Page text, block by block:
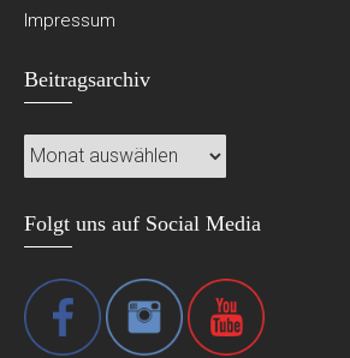
Impressum
Beitragsarchiv
Beitragsarchiv
Folgt uns auf Social Media